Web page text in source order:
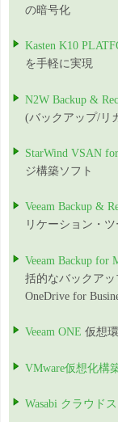
の暗号化
Kasten K10
を手軽に実現
N2W Backup &
(バックアップ/リ
StarWind VSAN
ジ構築ソフト
Veeam Backup &
リケーション・
Veeam Backup for
括的なバックアッ
OneDrive for
Veeam ONE 仮想
VMware仮想化構
Wasabi クラウド